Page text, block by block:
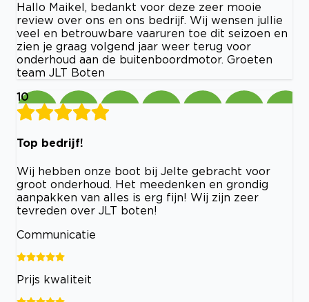
Hallo Maikel, bedankt voor deze zeer mooie
review over ons en ons bedrijf. Wij wensen jullie
veel en betrouwbare vaaruren toe dit seizoen en
zien je graag volgend jaar weer terug voor
onderhoud aan de buitenboordmotor. Groeten
team JLT Boten
10
Top bedrijf!
Wij hebben onze boot bij Jelte gebracht voor
groot onderhoud. Het meedenken en grondig
aanpakken van alles is erg fijn! Wij zijn zeer
tevreden over JLT boten!
Communicatie
Prijs kwaliteit